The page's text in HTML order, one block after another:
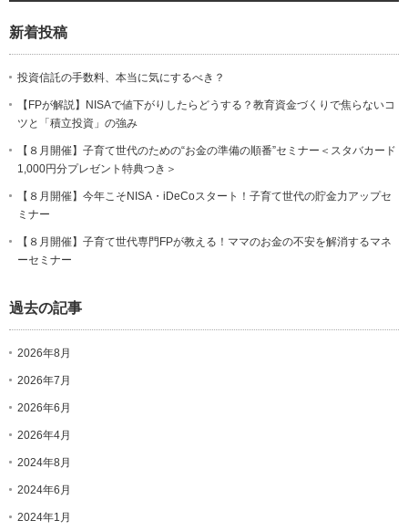
新着投稿
投資信託の手数料、本当に気にするべき？
【FPが解説】NISAで値下がりしたらどうする？教育資金づくりで焦らないコ
ツと「積立投資」の強み
【８月開催】子育て世代のための“お金の準備の順番”セミナー＜スタバカード
1,000円分プレゼント特典つき＞
【８月開催】今年こそNISA・iDeCoスタート！子育て世代の貯金力アップセ
ミナー
【８月開催】子育て世代専門FPが教える！ママのお金の不安を解消するマネ
ーセミナー
過去の記事
2026年8月
2026年7月
2026年6月
2026年4月
2024年8月
2024年6月
2024年1月